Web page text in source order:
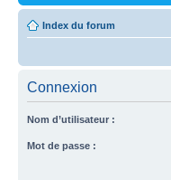
Index du forum
Connexion
Nom d’utilisateur :
Mot de passe :